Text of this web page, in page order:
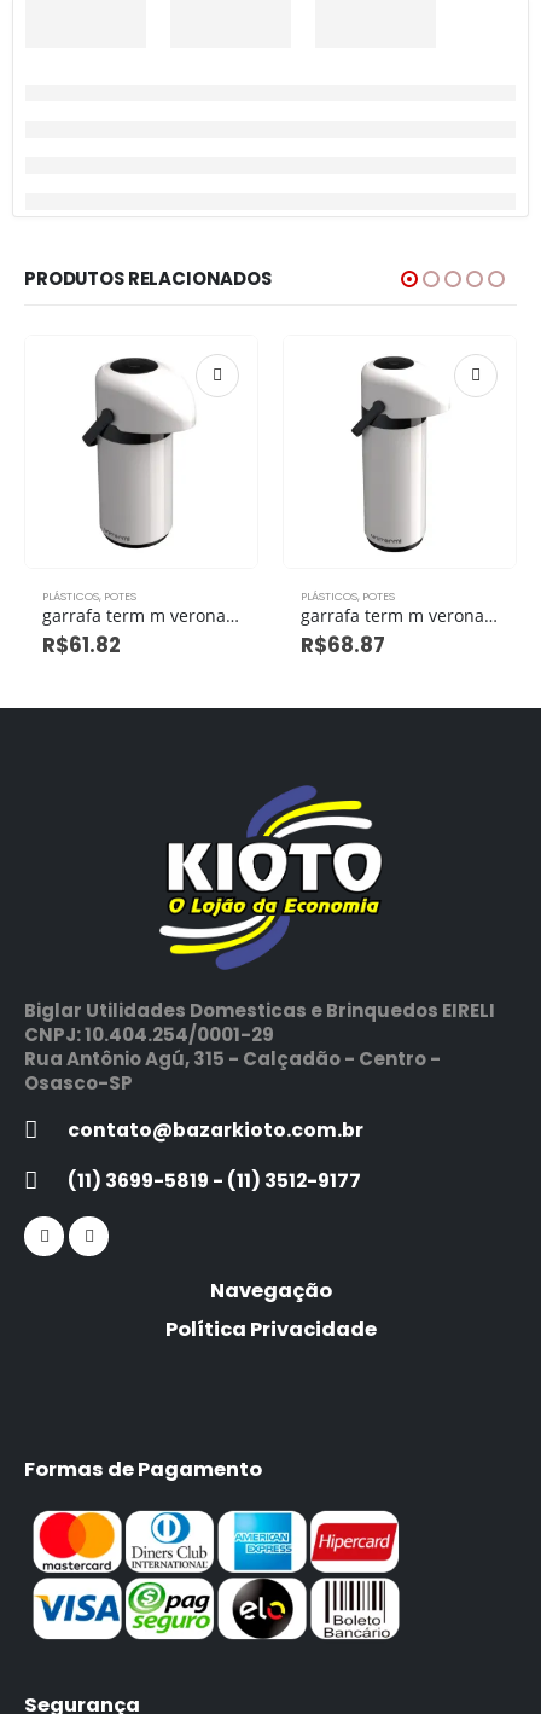
PRODUTOS RELACIONADOS
PLÁSTICOS, POTES
garrafa term m verona pressao 600ml branca eco
R$61.82
PLÁSTICOS, POTES
garrafa term m verona pressao 1,0l branca eco
R$68.87
Biglar Utilidades Domesticas e Brinquedos EIRELI
CNPJ: 10.404.254/0001-29
Rua Antônio Agú, 315 - Calçadão - Centro -
Osasco-SP
contato@bazarkioto.com.br
(11) 3699-5819 - (11) 3512-9177
Navegação
Política Privacidade
Formas de Pagamento
Segurança